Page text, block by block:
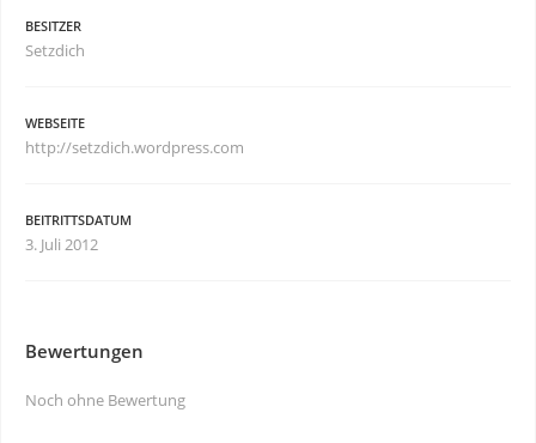
BESITZER
Setzdich
WEBSEITE
http://setzdich.wordpress.com
BEITRITTSDATUM
3. Juli 2012
Bewertungen
Noch ohne Bewertung